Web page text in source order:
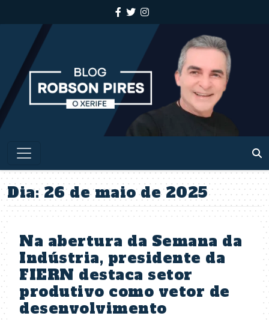
Dia:26 de maio de 2025
Na abertura da Semana da
Indústria, presidente da
FIERN destaca setor
produtivo como vetor de
desenvolvimento